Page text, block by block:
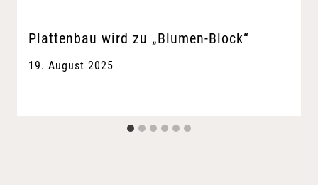
Plattenbau wird zu „Blumen-Block“
19. August 2025